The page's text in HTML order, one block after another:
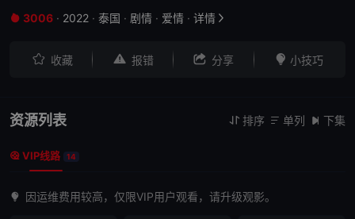
 3006 · 2022 · 泰国 · 剧情 · 爱情 · 详情 
 收藏  报错  分享  小技巧
资源列表  排序  单列  下集
 VIP线路 14
因运维费用较高，仅限VIP用户观看，请升级观影。